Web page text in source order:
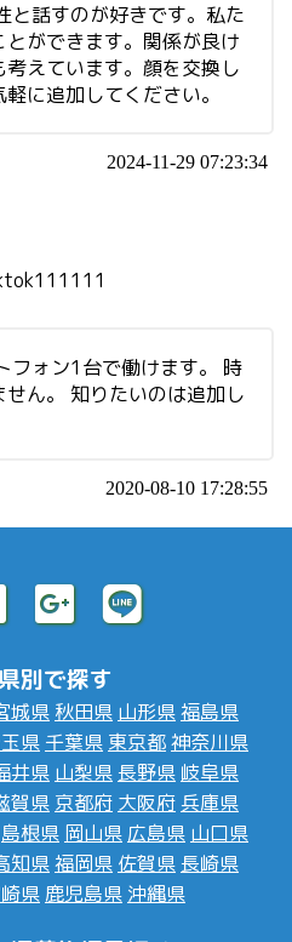
と話すのが好きです。私た
ができます。関係が良け
えています。顔を交換し
に追加してください。
2024-11-29 07:23:34
フォン1台で働けます。 時
ん。 知りたいのは追加し
2020-08-10 17:28:55
別で探す
城県 秋田県 山形県福島県
県 千葉県 東京都神奈川県
井県 山梨県 長野県 岐阜県
賀県 京都府 大阪府 兵庫県
島根県 岡山県 広島県 山口県
知県福岡県 佐賀県 長崎県
県 鹿児島県 沖縄県